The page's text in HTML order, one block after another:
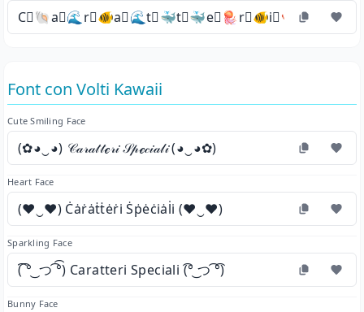
C⃦🐚a⃦🌊r⃦🐠a⃦🌊t⃦🐳t⃦🐳e⃦🪼r⃦🐠i⃦🪸
Font con Volti Kawaii
Cute Smiling Face
(✿◕‿◕) 𝒞𝒶𝓇𝒶𝓉𝓉ℯ𝓇𝒾 𝒮𝓅ℯ𝒸𝒾𝒶𝓁𝒾 (◕‿◕✿)
Heart Face
(♥‿♥) Ċȧṙȧṫṫėṙi̇ Ṡṗėċi̇ȧl̇i̇ (♥‿♥)
Sparkling Face
(͡ ͡° ͜ つ ͡͡°) Caratteri Speciali (͡° ͜つ ͡°͡)
Bunny Face